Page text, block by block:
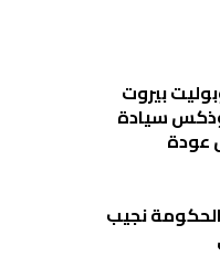
بيروت
سيادة
عودة
نجيب